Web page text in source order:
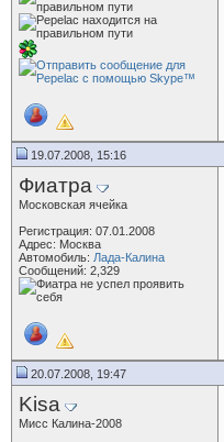
19.07.2008, 15:16
Фиатра
Московская ячейка
Регистрация: 07.01.2008
Адрес: Москва
Автомобиль: Лада-Калина
Сообщений: 2,329
20.07.2008, 19:47
Kisa
Мисс Калина-2008